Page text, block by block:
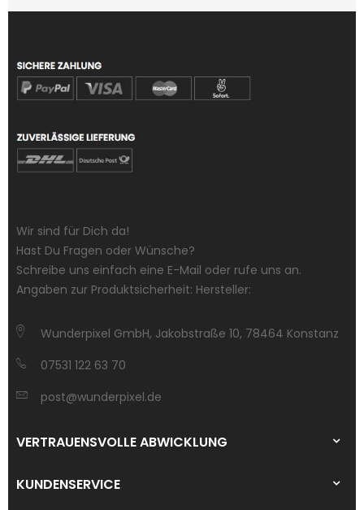
Wir sind für Dich da!
Hast Du Fragen oder Wünsche?
Schreibe uns einfach eine E-Mail oder rufe uns an.
Angaben zur Produktsicherheit: Hersteller:
Wunderpixel GmbH, Jakobstraße 10, 78464 Konstanz
07531 122 63 70
post@wunderpixel.de
VERTRAUENSVOLLE ABWICKLUNG
KUNDENSERVICE